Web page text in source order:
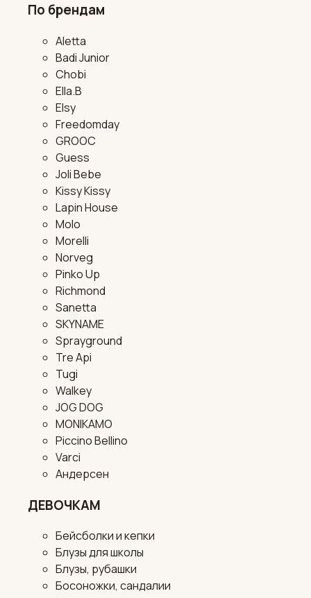
По брендам
Aletta
Badi Junior
Chobi
Ella.B
Elsy
Freedomday
GROOC
Guess
Joli Bebe
Kissy Kissy
Lapin House
Molo
Morelli
Norveg
Pinko Up
Richmond
Sanetta
SKYNAME
Sprayground
Tre Api
Tugi
Walkey
JOG DOG
MONIKAMO
Piccino Bellino
Varci
Андерсен
ДЕВОЧКАМ
Бейсболки и кепки
Блузы для школы
Блузы, рубашки
Босоножки, сандалии